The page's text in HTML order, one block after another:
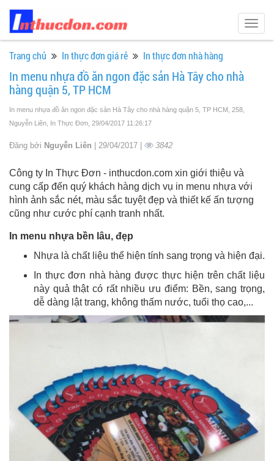
Trang chủ In thực đơn giá rẻ In thực đơn nhà hàng
In menu nhựa đồ ăn ngon đặc sản Hà Tây cho nhà
hàng quận 5, TP HCM
In menu nhựa đồ ăn ngon đặc sản Hà Tây cho nhà hàng quận 5, TP HCM, 258,
Nguyễn Liên, In Thực Đơn , 29/04/2017 11:26:17
Đăng bởi Nguyễn Liên | 29/04/2017 | 3842
Công ty In Thực Đơn - inthucdon.com xin giới thiệu và
cung cấp đến quý khách hàng dịch vụ in menu nhựa với
hình ảnh sắc nét, màu sắc tuyệt đẹp và thiết kế ấn tượng
cũng như cước phí cạnh tranh nhất.
In menu nhựa bền lâu, đẹp
Nhựa là chất liệu thể hiện tính sang trọng và hiện đại.
In thực đơn nhà hàng được thực hiện trên chất liệu
này quả thật có rất nhiều ưu điểm: Bền, sang trọng,
dễ dàng lật trang, không thấm nước, tuổi thọ cao,...